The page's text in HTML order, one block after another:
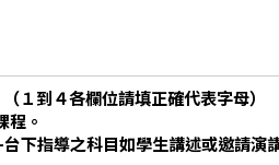
１到４各欄位請填正確代表字母）
程。
台下指導之科目如學生講述或邀請